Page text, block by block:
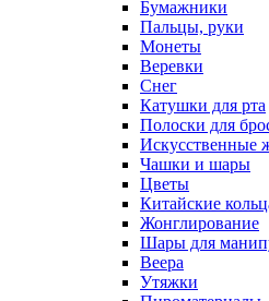
Бумажники
Пальцы, руки
Монеты
Веревки
Снег
Катушки для рта
Полоски для
Искусственные
Чашки и шары
Цветы
Китайские
Жонглирование
Шары для
Веера
Утяжки